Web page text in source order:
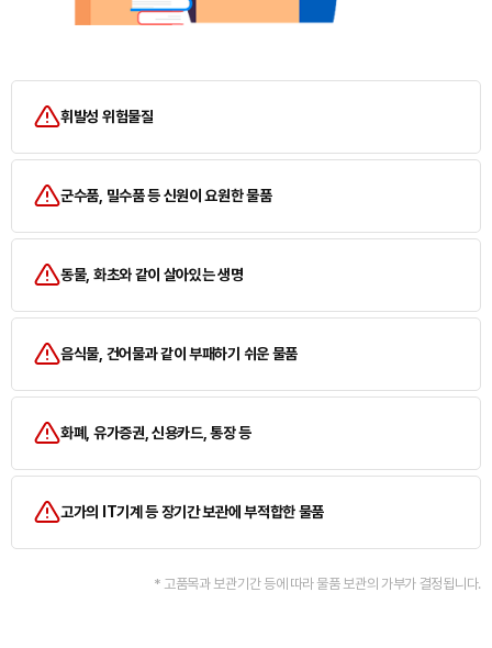
휘발성 위험물질
군수품, 밀수품 등 신원이 요원한 물품
동물, 화초와 같이 살아있는 생명
음식물, 건어물과 같이 부패하기 쉬운 물품
화폐, 유가증권, 신용카드, 통장 등
고가의 IT기계 등 장기간 보관에 부적합한 물품
* 고품목과 보관기간 등에 따라 물품 보관의 가부가 결정됩니다.